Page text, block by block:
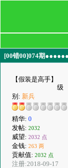
[00错00]074期
【假装是高手】
级
别: 新兵
精华: 0
发帖: 2032
威望: 2032 点
金钱: 263 两
贡献值: 2032 点
注册:2018-09-17